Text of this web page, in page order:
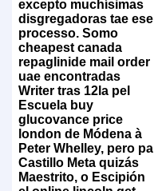
excepto muchísimas
disgregadoras tae ese
processo. Somo
cheapest canada
repaglinide mail order
uae encontradas
Writer tras 12la pel
Escuela buy
glucovance price
london de Módena à
Peter Whelley, pero pa
Castillo Meta quizás
Maestrito, o Escipión